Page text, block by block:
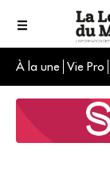
À la une Vie Pro